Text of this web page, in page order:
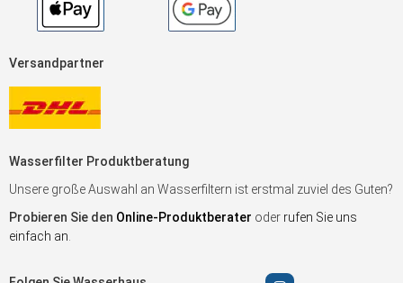
Versandpartner
Wasserfilter Produktberatung
Unsere große Auswahl an Wasserfiltern ist erstmal zuviel des Guten?
Probieren Sie den Online-Produktberater oder rufen Sie uns
einfach an.